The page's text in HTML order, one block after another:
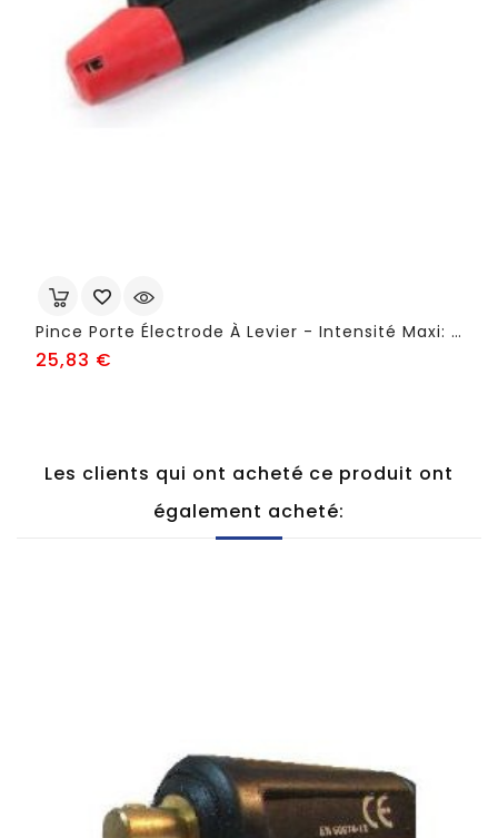
Pince Porte Électrode À Levier - Intensité Maxi: 250 A À 35% - FSB78
25,83 €
Les clients qui ont acheté ce produit ont
également acheté: